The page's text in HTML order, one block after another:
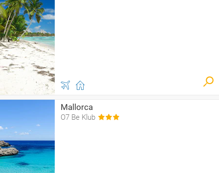
Mallorca
O7 Be Klub